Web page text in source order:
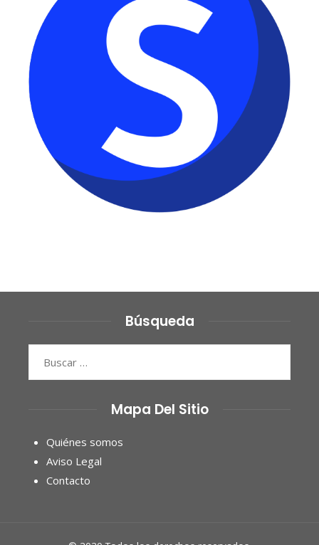
Búsqueda
Mapa Del Sitio
Quiénes somos
Aviso Legal
Contacto